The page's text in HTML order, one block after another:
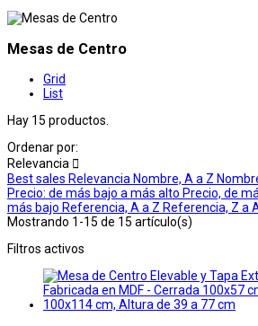
Mesas de Centro
Grid
List
Hay 15 productos.
Ordenar por:
Relevancia 
Best sales Relevancia Nombre, A a Z
Precio: de más bajo a más alto Precio, de
más bajo Referencia, A a Z Referencia, Z a
Mostrando 1-15 de 15 artículo(s)
Filtros activos